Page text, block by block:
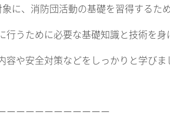
に、消防団活動の基礎を習得するた
うために必要な基礎知識と技術を身
や安全対策などをしっかりと学びま
ーーーーーーーーーーー